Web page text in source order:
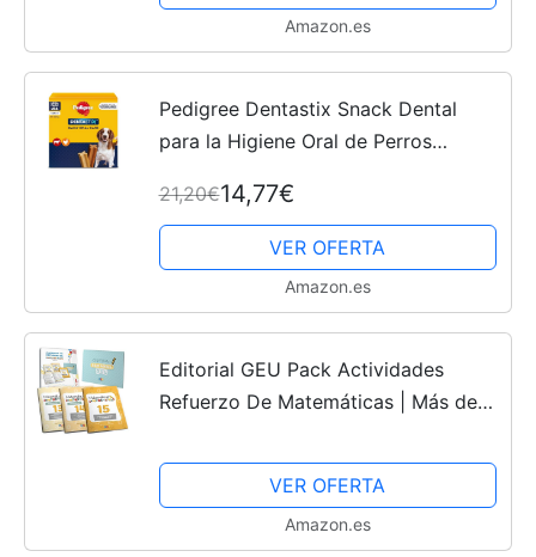
Amazon.es
Pedigree Dentastix Snack Dental
para la Higiene Oral de Perros
21,20€14,77€
VER OFERTA
Amazon.es
Editorial GEU Pack Actividades
Refuerzo De Matemáticas | Más de
Repasar | En 5º De Primaria |
Números Romanos, Decimales,...
VER OFERTA
Amazon.es